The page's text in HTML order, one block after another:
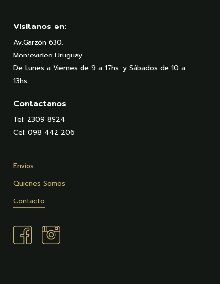
Visitanos en:
Av.Garzón 630.
Montevideo Uruguay.
De Lunes a Viernes de 9 a 17hs. y Sábados de 10 a
13hs.
Contactanos
Tel: 2309 8924
Cel: 098 442 206
Envíos
Quienes Somos
Contacto